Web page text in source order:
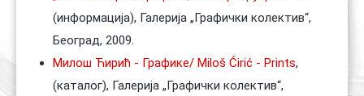
(информација), Галерија „Графички колектив“,
Београд, 2009.
Милош Ћирић - Графике/ Мiloš Ćirić - Prints,
(каталог), Галерија „Графички колектив“,